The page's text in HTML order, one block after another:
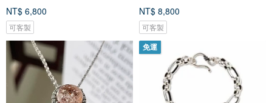
NT$ 6,800
可客製
NT$ 8,800
可客製
免運